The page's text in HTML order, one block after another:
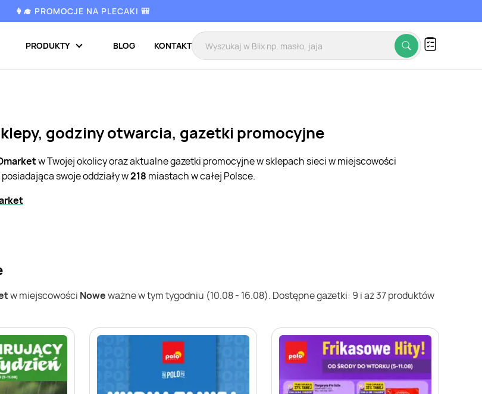
👩‍🎓 PROMOCJE NA PLECAKI 🎒
PRODUKTY BLOG KONTAKT
godziny otwarcia, gazetki promocyjne
w Twojej okolicy oraz aktualne gazetki promocyjne w sklepach sieci w miejscowości
swoje oddziały w218 miastach w całej Polsce.
w miejscowości Noweważne w tym tygodniu (10.08 - 16.08). Dostępne gazetki: 9 i aż 37 produktów